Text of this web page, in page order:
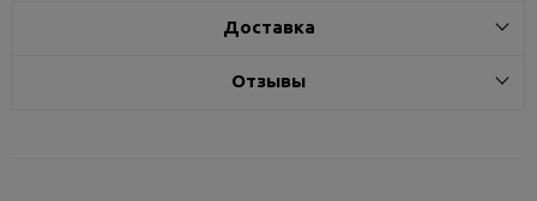
Доставка
Отзывы